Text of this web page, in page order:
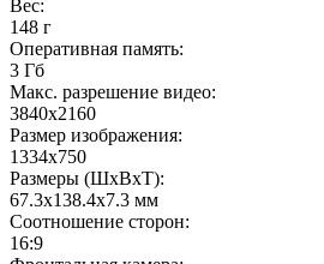
Вес:
148 г
Оперативная память:
3 Гб
Макс. разрешение видео:
3840x2160
Размер изображения:
1334x750
Размеры (ШxВxТ):
67.3x138.4x7.3 мм
Соотношение сторон:
16:9